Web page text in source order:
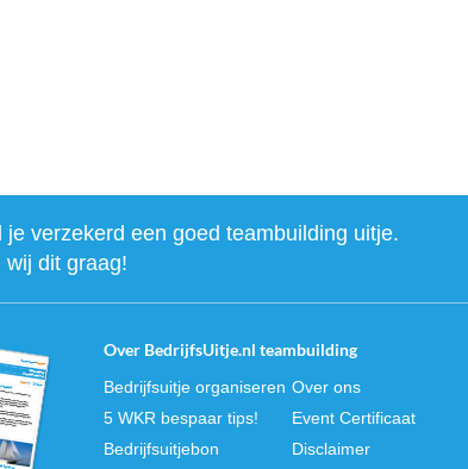
verzekerd een goed teambuilding uitje.
wij dit graag!
Over BedrijfsUitje.nl teambuilding
Bedrijfsuitje organiseren
5 WKR bespaar tips!
Bedrijfsuitjebon
Over ons
Event Certificaat
Disclaimer